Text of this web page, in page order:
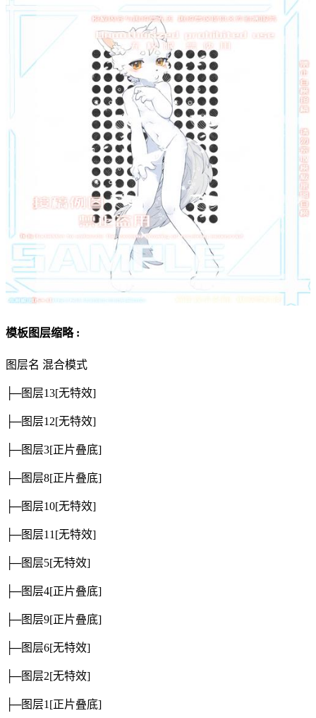
模板图层缩略 :
图层名 混合模式
├─图层13[无特效]
├─图层12[无特效]
├─图层3[正片叠底]
├─图层8[正片叠底]
├─图层10[无特效]
├─图层11[无特效]
├─图层5[无特效]
├─图层4[正片叠底]
├─图层9[正片叠底]
├─图层6[无特效]
├─图层2[无特效]
├─图层1[正片叠底]